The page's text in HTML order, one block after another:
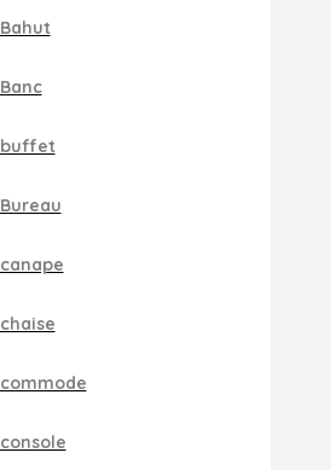
Bahut
Banc
buffet
Bureau
canape
chaise
commode
console